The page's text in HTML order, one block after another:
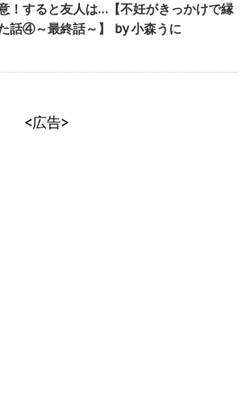
！すると友人は…【不妊がきっかけで縁
話④～最終話～】 by 小森うに
<広告>